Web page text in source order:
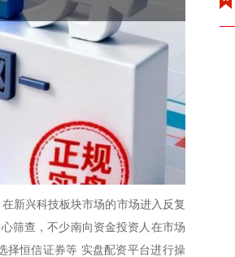
新兴科技板块市场的市场进入反复
筛查，不少南向资金投资人在市场
择恒信证券等 实盘配资平台进行操